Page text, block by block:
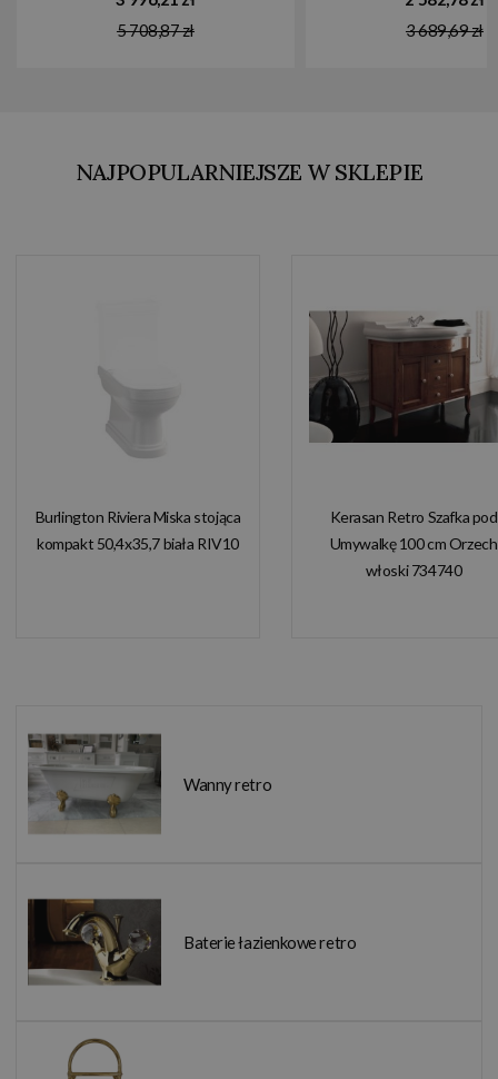
5 708,87 zł
3 689,69 zł
NAJPOPULARNIEJSZE W SKLEPIE
Burlington Riviera Miska stojąca
kompakt 50,4x35,7 biała RIV10
Kerasan Retro Szafka pod
Umywalkę 100 cm Orzech
włoski 734740
Wanny retro
Baterie łazienkowe retro